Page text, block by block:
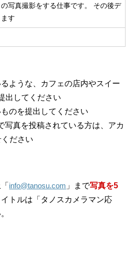
写真撮影をする仕事です。 その後デ
す
ような、カフェの店内やスイー
出してください
のを提出してください
真を投稿されている方は、アカ
ださい
info@tanosu.com 」まで写真を5
トルは「タノスカメラマン応